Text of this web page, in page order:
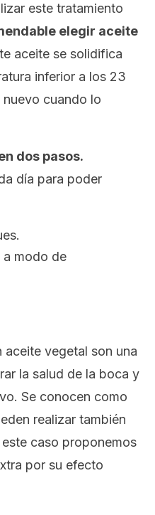
este tratamiento
elegir aceite
aceite se solidifica
inferior a los 23
nuevo cuando lo
dos pasos.
día para poder
a modo de
aceite vegetal son una
la salud de la boca y
Se conocen como
realizar también
caso proponemos
por su efecto